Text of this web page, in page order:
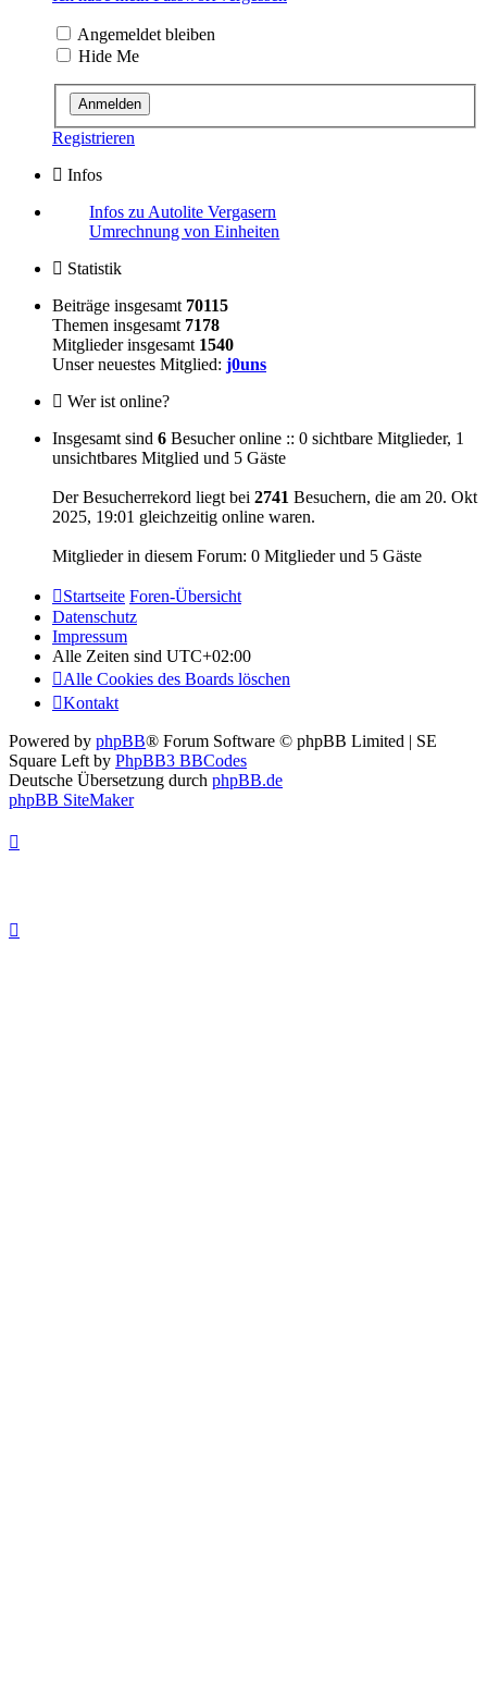
Angemeldet bleiben
Hide Me
Registrieren
Infos
Infos zu Autolite Vergasern
Umrechnung von Einheiten
Statistik
Beiträge insgesamt 70115
Themen insgesamt 7178
Mitglieder insgesamt 1540
Unser neuestes Mitglied: j0uns
Wer ist online?
Insgesamt sind 6 Besucher online :: 0 sichtbare Mitglieder, 1
unsichtbares Mitglied und 5 Gäste
Der Besucherrekord liegt bei 2741 Besuchern, die am 20. Okt
2025, 19:01 gleichzeitig online waren.
Mitglieder in diesem Forum: 0 Mitglieder und 5 Gäste
Startseite Foren-Übersicht
Datenschutz
Impressum
Alle Zeiten sind UTC+02:00
Alle Cookies des Boards löschen
Kontakt
Powered by phpBB® Forum Software © phpBB Limited | SE
Square Left by PhpBB3 BBCodes
Deutsche Übersetzung durch phpBB.de
phpBB SiteMaker